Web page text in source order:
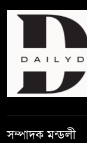
সম্পাদক মন্ডলী